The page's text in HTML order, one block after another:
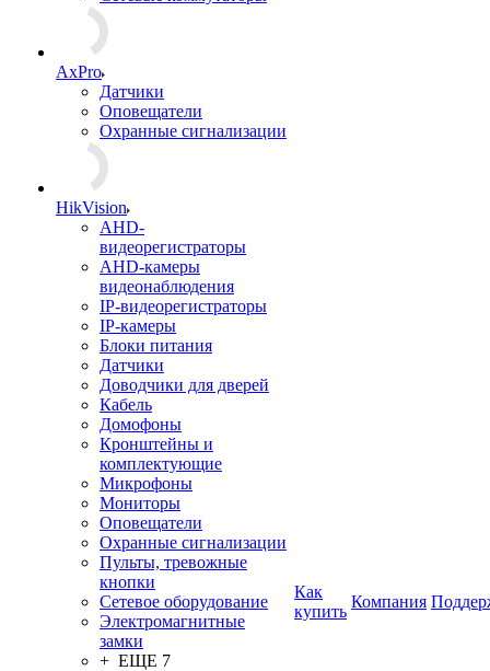
AxPro
Датчики
Оповещатели
Охранные сигнализации
HikVision
AHD-
видеорегистраторы
AHD-камеры
видеонаблюдения
IP-видеорегистраторы
IP-камеры
Блоки питания
Датчики
Доводчики для дверей
Кабель
Домофоны
Кронштейны и
комплектующие
Микрофоны
Мониторы
Оповещатели
Охранные сигнализации
Пульты, тревожные
кнопки
Сетевое оборудование
Электромагнитные
замки
+ ЕЩЕ 7
Как
купить
Компания